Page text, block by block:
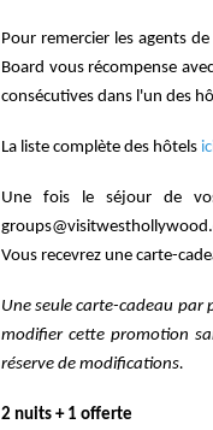
Pour remercier les agents
Board vous récompense
consécutives dans l'un des
La liste complète des hôtels
Une fois le séjour de
Vous recevrez une carte-
Une seule carte-cadeau par
modifier cette promotion
réserve de modifications.
2 nuits + 1 offerte